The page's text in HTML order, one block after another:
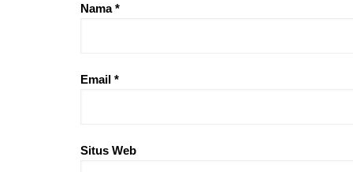
Nama*
Email *
Situs Web